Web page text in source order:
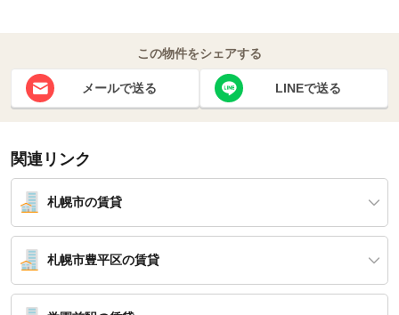
この物件をシェアする
メールで送る LINEで送る
関連リンク
札幌市の賃貸
札幌市豊平区の賃貸